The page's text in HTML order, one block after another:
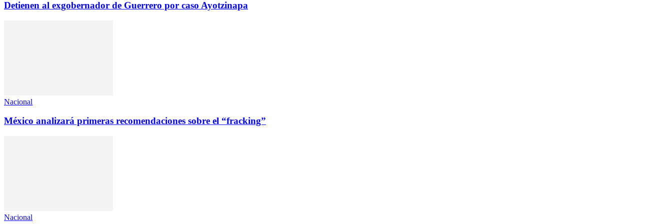
Detienen al exgobernador de Guerrero por caso Ayotzinapa
Nacional
México analizará primeras recomendaciones sobre el “fracking”
Nacional